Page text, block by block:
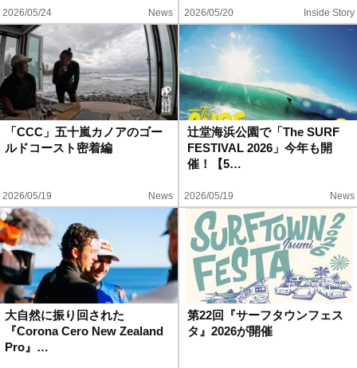
2026/05/24 News 2026/05/20 Inside Story
「CCC」五十嵐カノアのゴー
ルドコースト密着編
2026/05/19 News
辻堂海浜公園で「The SURF
FESTIVAL 2026」今年も開
催！【5…
2026/05/19 News
大自然に振り回された
『Corona Cero New Zealand
Pro』…
第22回『サーフタウンフェス
タ』2026が開催